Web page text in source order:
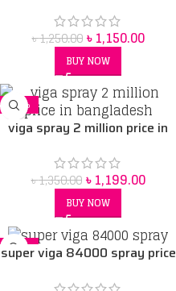
৳1,250.00 ৳1,150.00
BUY NOW
-11%
viga spray 2 million price in
৳1,350.00 ৳1,199.00
BUY NOW
-14%
super viga 84000 spray price